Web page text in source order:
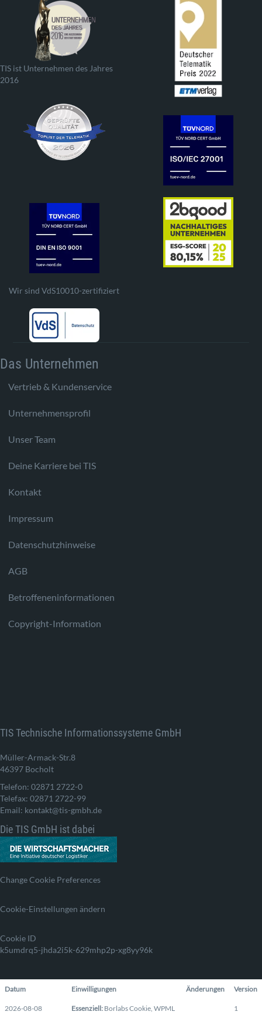
TIS ist Unternehmen des Jahres
2016
Wir sind VdS10010-zertifiziert
Das Unternehmen
Vertrieb & Kundenservice
Unternehmensprofil
Unser Team
Deine Karriere bei TIS
Kontakt
Impressum
Datenschutzhinweise
AGB
Betroffeneninformationen
Copyright-Information
TIS Technische Informationssysteme GmbH
Müller-Armack-Str.8
46397 Bocholt
Telefon: 02871 2722-0
Telefax: 02871 2722-99
Email: kontakt@tis-gmbh.de
Die TIS GmbH ist dabei
Change Cookie Preferences
Cookie-Einstellungen ändern
Cookie ID
k5umdrq5-jhda2i5k-629mhp2p-xg8yy96k
Datum Einwilligungen Änderungen Version
2026-08-08
Essenziell: Borlabs Cookie, WPML
1